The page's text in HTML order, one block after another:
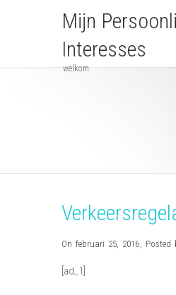
Mijn
Interesses
welkom
On februari 25, 2016, Posted
[ad_1]